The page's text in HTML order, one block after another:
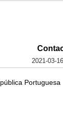
2021-03-
Portuguesa